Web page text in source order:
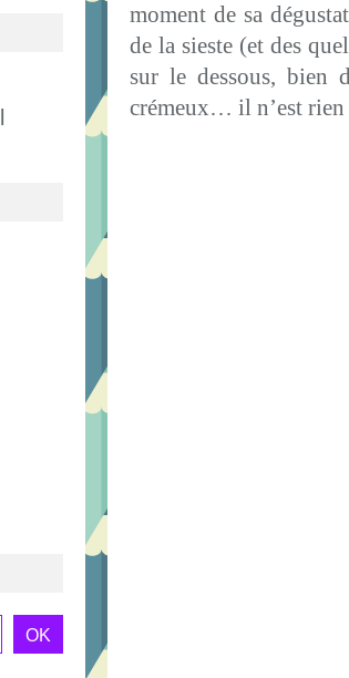
moment de sa
de la sieste (et des
sur le dessous, bien
crémeux… il n’est rien